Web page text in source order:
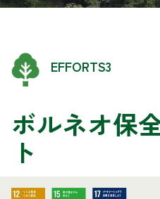
EFFORTS3
ボルネオ保
ト